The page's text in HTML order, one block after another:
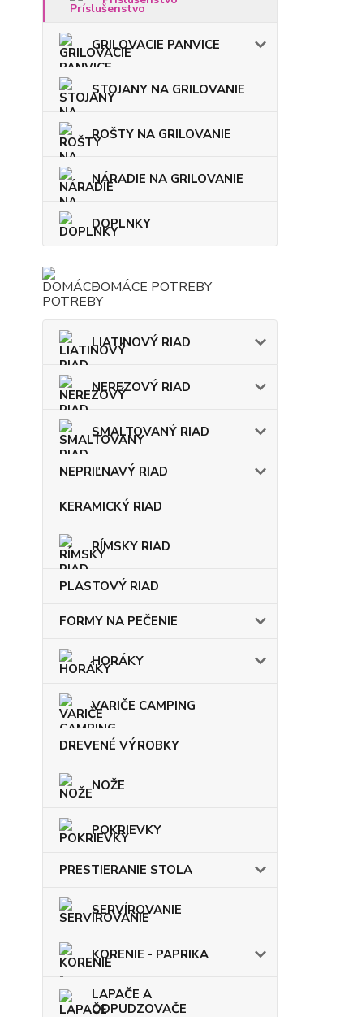
GRILOVACIE PANVICE
STOJANY NA GRILOVANIE
ROŠTY NA GRILOVANIE
NÁRADIE NA GRILOVANIE
DOPLNKY
DOMÁCE POTREBY
LIATINOVÝ RIAD
NEREZOVÝ RIAD
SMALTOVANÝ RIAD
NEPRIĽNAVÝ RIAD
KERAMICKÝ RIAD
RÍMSKY RIAD
PLASTOVÝ RIAD
FORMY NA PEČENIE
HORÁKY
VARIČE CAMPING
DREVENÉ VÝROBKY
NOŽE
POKRIEVKY
PRESTIERANIE STOLA
SERVÍROVANIE
KORENIE - PAPRIKA
LAPAČE A
ODPUDZOVAČE